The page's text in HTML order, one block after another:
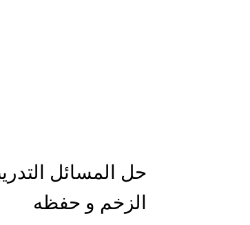
ملخص 2-4 مخلص لدرس تسمية الجزيئات - الروابط التساهمية
نبذة عن كتاب ( أربعون 40 ) - أحمد
حل المسائل
الزخم و حفظه